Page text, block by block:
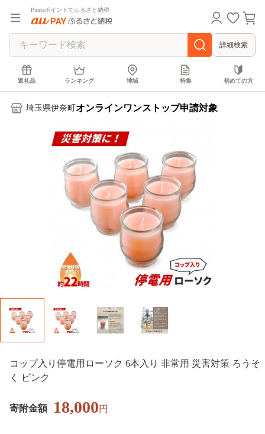
Pontaポイントでふるさと納税
詳細検索
返礼品 ランキング 地域 特集 初めての方
埼玉県伊奈町 オンラインワンストップ申請対象
コップ入り停電用ローソク 6本入り 非常用 災害対策 ろうそ
く ピンク
寄附金額 18,000円